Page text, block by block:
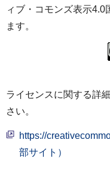
ィブ・コモンズ表示
ます。
ライセンスに関する詳
さい。
https://
部サイト）